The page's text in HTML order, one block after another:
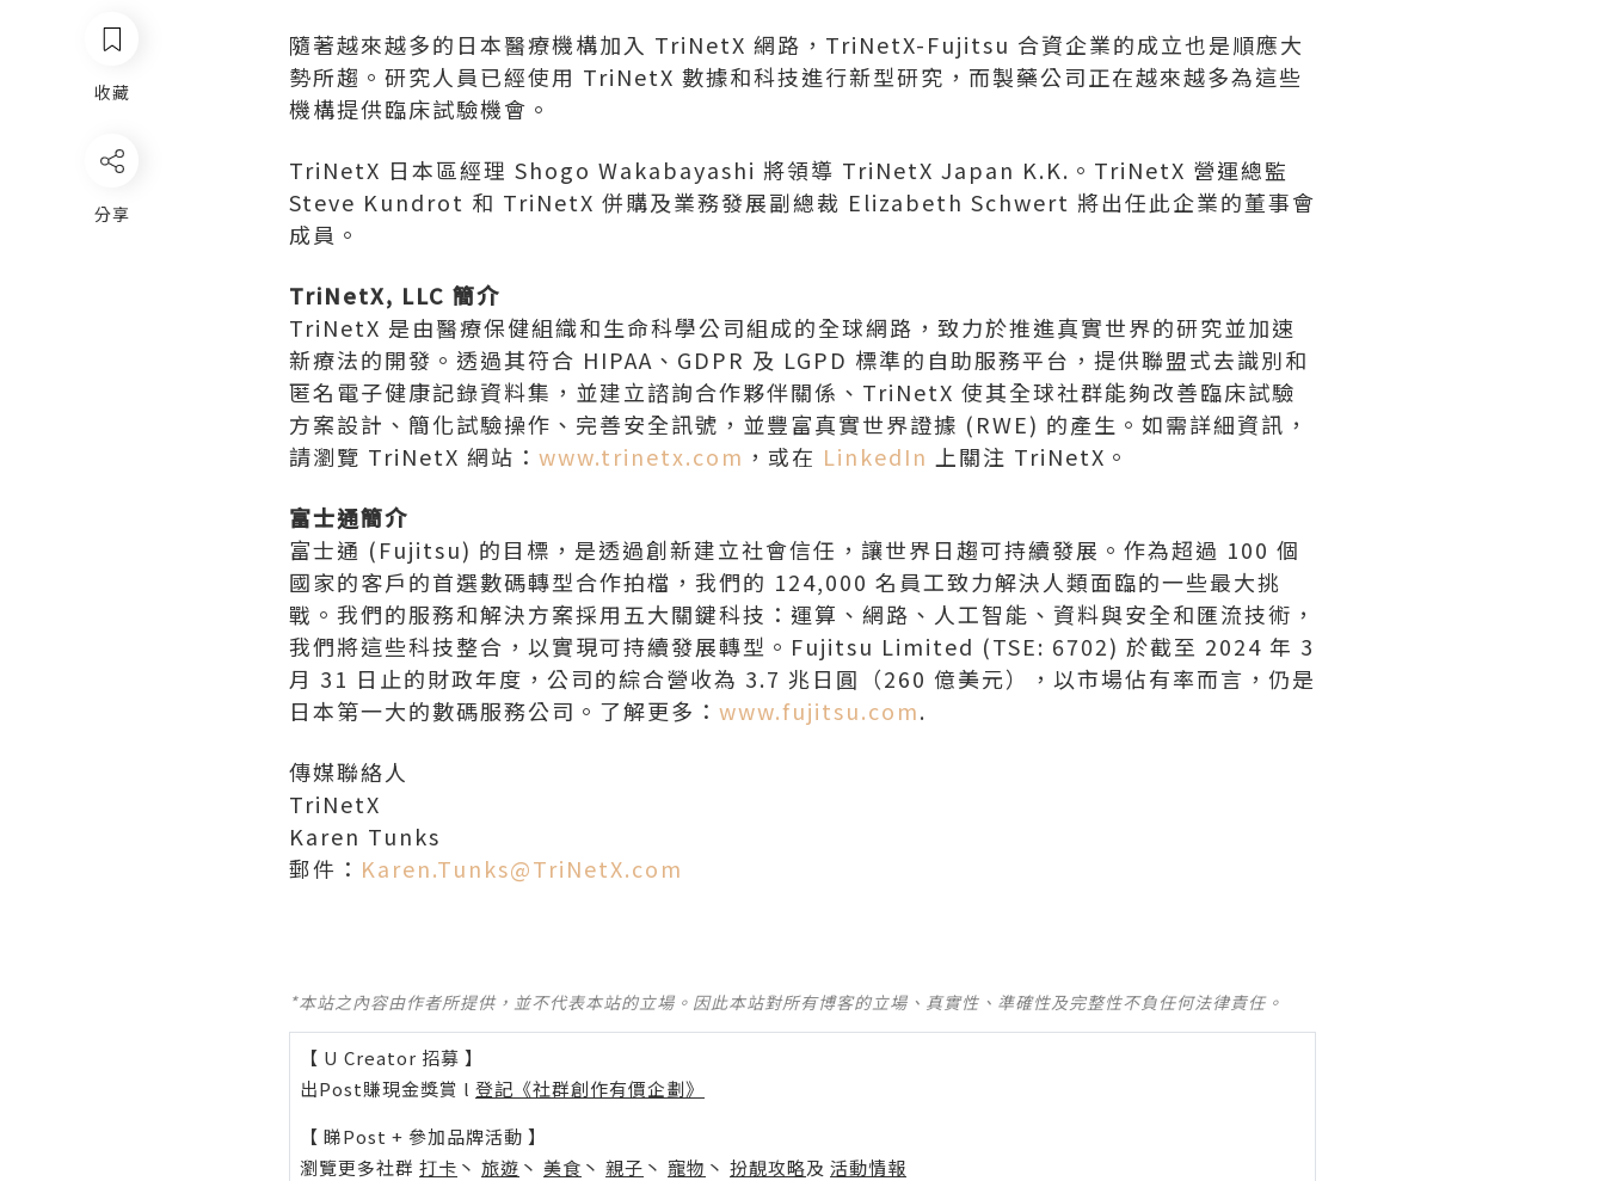
收藏
分享
隨著越來越多的日本醫療機構加入 TriNetX 網路，TriNetX-Fujitsu 合資企業的成立也是順應大
勢所趨。研究人員已經使用 TriNetX 數據和科技進行新型研究，而製藥公司正在越來越多為這些
機構提供臨床試驗機會。
TriNetX 日本區經理 Shogo Wakabayashi 將領導 TriNetX Japan K.K.。TriNetX 營運總監
Steve Kundrot 和 TriNetX 併購及業務發展副總裁 Elizabeth Schwert 將出任此企業的董事會
成員。
TriNetX, LLC 簡介
TriNetX 是由醫療保健組織和生命科學公司組成的全球網路，致力於推進真實世界的研究並加速
新療法的開發。透過其符合 HIPAA、GDPR 及 LGPD 標準的自助服務平台，提供聯盟式去識別和
匿名電子健康記錄資料集，並建立諮詢合作夥伴關係、TriNetX 使其全球社群能夠改善臨床試驗
方案設計、簡化試驗操作、完善安全訊號，並豐富真實世界證據 (RWE) 的產生。如需詳細資訊，
請瀏覽 TriNetX 網站： www.trinetx.com ，或在 LinkedIn
上關注 TriNetX。
富士通簡介
富士通 (Fujitsu) 的目標，是透過創新建立社會信任，讓世界日趨可持續發展。作為超過 100 個
國家的客戶的首選數碼轉型合作拍檔，我們的 124,000 名員工致力解決人類面臨的一些最大挑
戰。我們的服務和解決方案採用五大關鍵科技：運算、網路、人工智能、資料與安全和匯流技術，
我們將這些科技整合，以實現可持續發展轉型。Fujitsu Limited (TSE: 6702) 於截至 2024 年 3
月 31 日止的財政年度，公司的綜合營收為 3.7 兆日圓（260 億美元），以市場佔有率而言，仍是
日本第一大的數碼服務公司。了解更多： www.fujitsu.com.
傳媒聯絡人
TriNetX
Karen Tunks
郵件： Karen.Tunks@TriNetX.com
*本站之內容由作者所提供，並不代表本站的立場。因此本站對所有博客的立場、真實性、準確性及完整性不負任何法律責任。
【 U Creator 招募 】
出Post賺現金獎賞 l 登記《社群創作有價企劃》
【 睇Post + 參加品牌活動 】
瀏覽更多社群 打卡 丶 旅遊 丶 美食 丶 親子 丶 寵物 丶 扮靚攻略及 活動情報